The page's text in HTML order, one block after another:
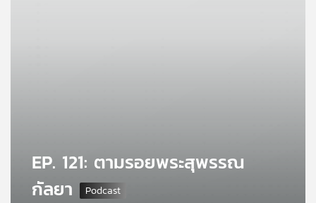
EP. 121: ตามรอยพระสุพรรณ
กัลยา